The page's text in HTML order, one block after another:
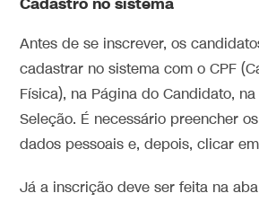
Antes de se inscrever, os
cadastrar no sistema com o CPF
Física), na Página do Candidato,
Seleção. É necessário preencher
dados pessoais e, depois, clicar em
Já a inscrição deve ser feita na aba